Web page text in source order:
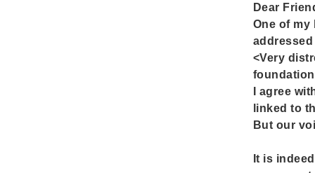
Dear
One of
<Very
I agree
linked to
But our
It is